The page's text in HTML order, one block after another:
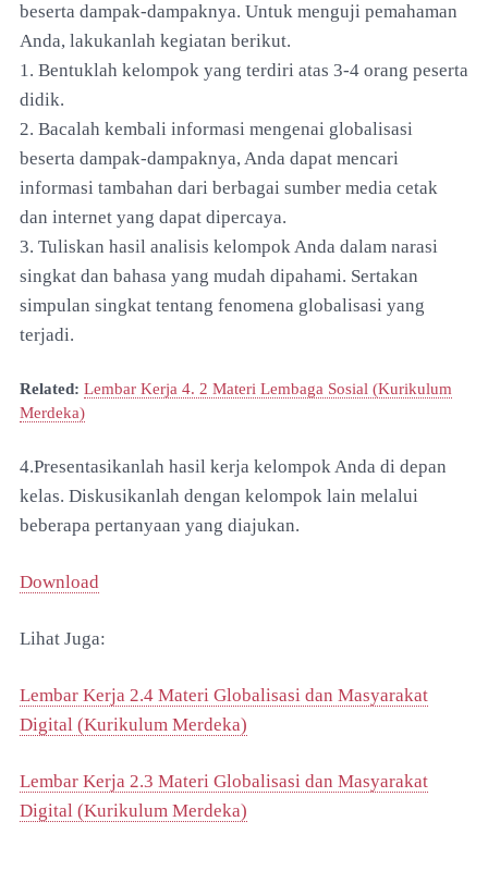
beserta dampak-dampaknya. Untuk menguji pemahaman
Anda, lakukanlah kegiatan berikut.
1. Bentuklah kelompok yang terdiri atas 3-4 orang peserta
didik.
2. Bacalah kembali informasi mengenai globalisasi
beserta dampak-dampaknya, Anda dapat mencari
informasi tambahan dari berbagai sumber media cetak
dan internet yang dapat dipercaya.
3. Tuliskan hasil analisis kelompok Anda dalam narasi
singkat dan bahasa yang mudah dipahami. Sertakan
simpulan singkat tentang fenomena globalisasi yang
terjadi.
Related: Lembar Kerja 4. 2 Materi Lembaga Sosial (Kurikulum
Merdeka)
4.Presentasikanlah hasil kerja kelompok Anda di depan
kelas. Diskusikanlah dengan kelompok lain melalui
beberapa pertanyaan yang diajukan.
Download
Lihat Juga:
Lembar Kerja 2.4 Materi Globalisasi dan Masyarakat
Digital (Kurikulum Merdeka)
Lembar Kerja 2.3 Materi Globalisasi dan Masyarakat
Digital (Kurikulum Merdeka)